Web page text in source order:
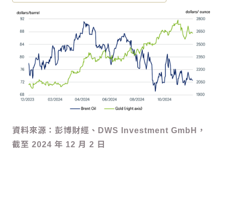
資料來源：彭博財經、DWS Investment GmbH，
截至 2024 年 12 月 2 日